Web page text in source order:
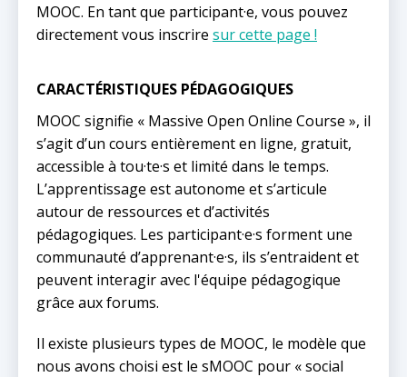
MOOC. En tant que participant·e, vous pouvez
directement vous inscrire sur cette page !
CARACTÉRISTIQUES PÉDAGOGIQUES
MOOC signifie « Massive Open Online Course », il
s’agit d’un cours entièrement en ligne, gratuit,
accessible à tou·te·s et limité dans le temps.
L’apprentissage est autonome et s’articule
autour de ressources et d’activités
pédagogiques. Les participant·e·s forment une
communauté d’apprenant·e·s, ils s’entraident et
peuvent interagir avec l'équipe pédagogique
grâce aux forums.
Il existe plusieurs types de MOOC, le modèle que
nous avons choisi est le sMOOC pour « social